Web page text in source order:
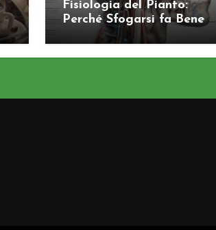
Fisiologia del Pianto:
Perché Sfogarsi fa Bene al
Sistema Nervoso